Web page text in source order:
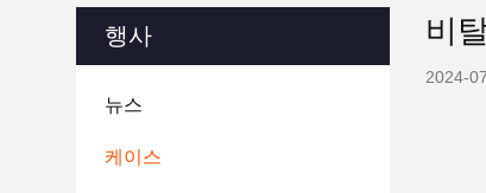
행사
뉴스
케이스
비
2024-